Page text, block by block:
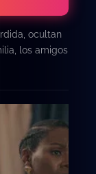
ocultan
los amigos